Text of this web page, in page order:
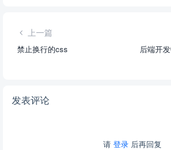
上一篇
禁止换行的css
后端开
发表评论
请 登录后再回复